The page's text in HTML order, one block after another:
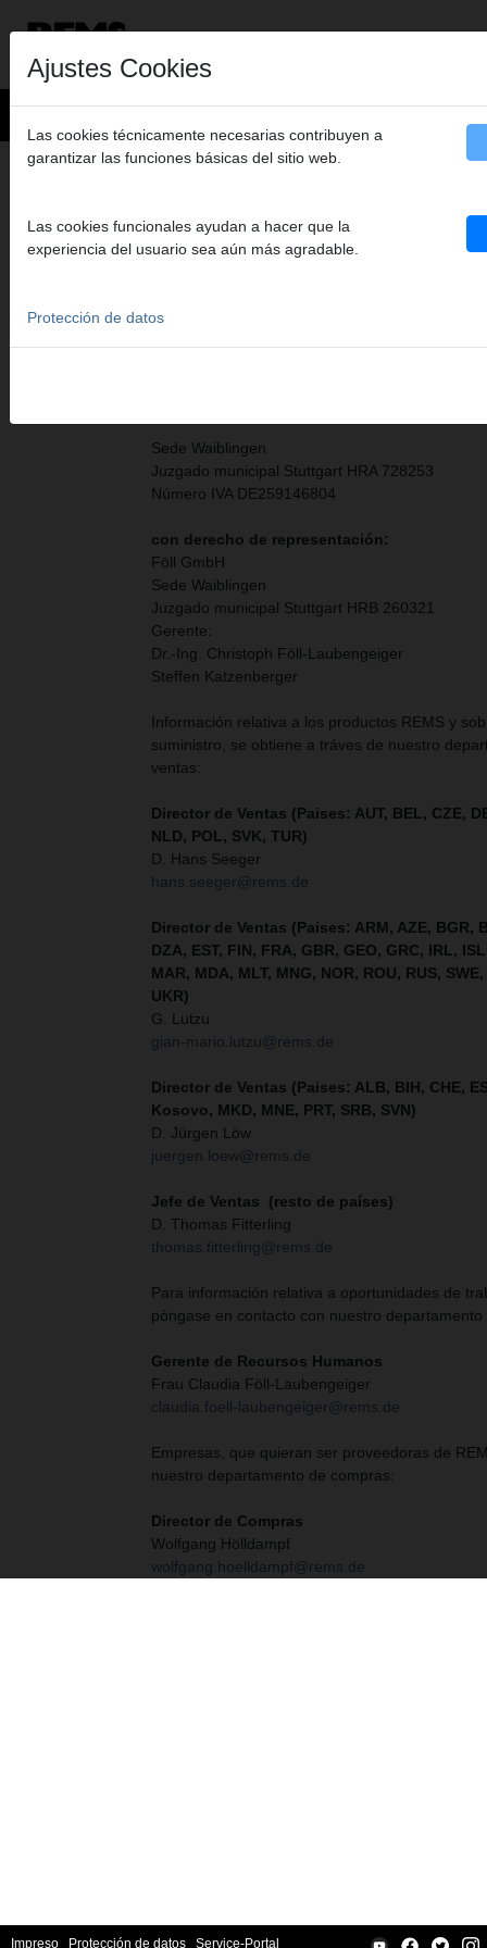
SEDE CENTRAL
Sede Waiblingen
Juzgado municipal Stuttgart HRA 728253
Número IVA DE259146804
con derecho de representación:
Föll GmbH
Sede Waiblingen
Juzgado municipal Stuttgart HRB 260321
Gerente:
Dr.-Ing. Christoph Föll-Laubengeiger
Steffen Katzenberger
Información relativa a los productos REMS y
suministro, se obtiene a tráves de nuestro
ventas:
Director de Ventas (Paises: AUT, BEL, CZE,
NLD, POL, SVK, TUR)
D. Hans Seeger
hans.seeger@rems.de
Director de Ventas (Paises: ARM, AZE, BGR,
DZA, EST, FIN, FRA, GBR, GEO, GRC, IRL,
MAR, MDA, MLT, MNG, NOR, ROU, RUS,
UKR)
G. Lutzu
gian-mario.lutzu@rems.de
Director de Ventas (Paises: ALB, BIH, CHE,
Kosovo, MKD, MNE, PRT, SRB, SVN)
D. Jürgen Löw
juergen.loew@rems.de
Jefe de Ventas (resto de países)
D. Thomas Fitterling
thomas.fitterling@rems.de
Para información relativa a oportunidades de
póngase en contacto con nuestro
Gerente de Recursos Humanos
Frau Claudia Föll-Laubengeiger
claudia.foell-laubengeiger@rems.de
Empresas, que quieran ser proveedoras de
nuestro departamento de compras:
Director de Compras
Wolfgang Hölldampf
wolfgang.hoelldampf@rems.de
Impreso Protección de datos Service-Portal
Ajustes Cookies
Las cookies técnicamente necesarias contribuyen a
garantizar las funciones básicas del sitio web.
Las cookies funcionales ayudan a hacer que la
experiencia del usuario sea aún más agradable.
Protección de datos